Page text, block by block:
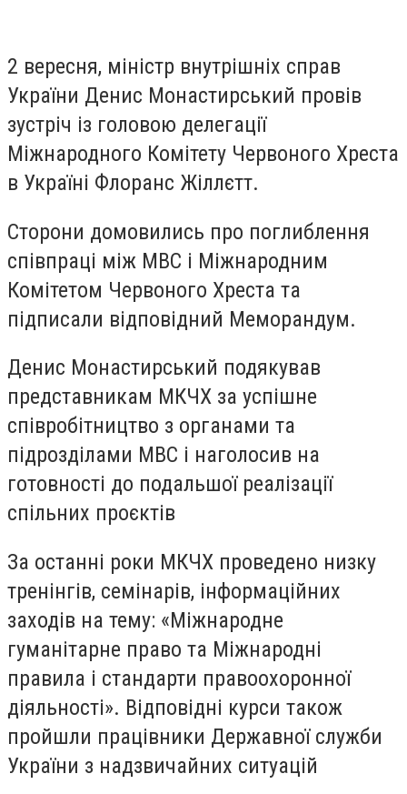
2 вересня, міністр внутрішніх справ
України Денис Монастирський провів
зустріч із головою делегації
Міжнародного Комітету Червоного Хреста
в Україні Флоранс Жіллєтт.
Сторони домовились про поглиблення
співпраці між МВС і Міжнародним
Комітетом Червоного Хреста та
підписали відповідний Меморандум.
Денис Монастирський подякував
представникам МКЧХ за успішне
співробітництво з органами та
підрозділами МВС і наголосив на
готовності до подальшої реалізації
спільних проєктів
За останні роки МКЧХ проведено низку
тренінгів, семінарів, інформаційних
заходів на тему: «Міжнародне
гуманітарне право та Міжнародні
правила і стандарти правоохоронної
діяльності». Відповідні курси також
пройшли працівники Державної служби
України з надзвичайних ситуацій